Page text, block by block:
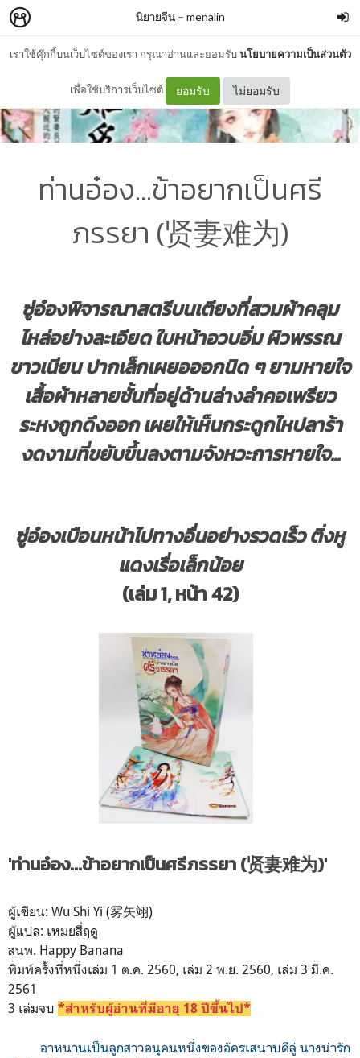
เราใช้คุ๊กกี้บนเว็บไซต์ของเรา กรุณาอ่านและยอมรับนโยบายความเป็นส่วนตัว
เพื่อใช้บริการเว็บไซต์ ยอมรับ ไม่ยอมรับ
นิยายจีน– menalin
ท่านอ๋อง...ข้าอยากเป็นศรี
ภรรยา (贤妻难为)
ซู่อ๋องพิจารณาสตรีบนเตียงที่สวมผ้าคลุม
ไหล่อย่างละเอียด ใบหน้าอวบอิ่ม ผิวพรรณ
ขาวเนียน ปากเล็กเผยอออกนิด ๆ ยามหายใจ
เสื้อผ้าหลายชั้นที่อยู่ด้านล่างลำคอเพรียว
ระหงถูกดึงออก เผยให้เห็นกระดูกไหปลาร้า
งดงามที่ขยับขึ้นลงตามจังหวะการหายใจ...
ซู่อ๋องเบือนหน้าไปทางอื่นอย่างรวดเร็ว ติ่งหู
แดงเรื่อเล็กน้อย
(เล่ม 1, หน้า 42)
'ท่านอ๋อง...ข้าอยากเป็นศรีภรรยา (贤妻难为)'
ผู้เขียน: Wu Shi Yi (雾矢翊)
ผู้แปล: เหมยสี่ฤดู
สนพ. Happy Banana
พิมพ์ครั้งที่หนึ่งเล่ม 1 ต.ค. 2560, เล่ม 2 พ.ย. 2560, เล่ม 3 มี.ค.
2561
3 เล่มจบ *สำหรับผู้อ่านที่มีอายุ 18 ปีขึ้นไป*
อาหนานเป็นลูกสาวอนุคนหนึ่งของอัครเสนาบดีลู่ นางน่ารัก